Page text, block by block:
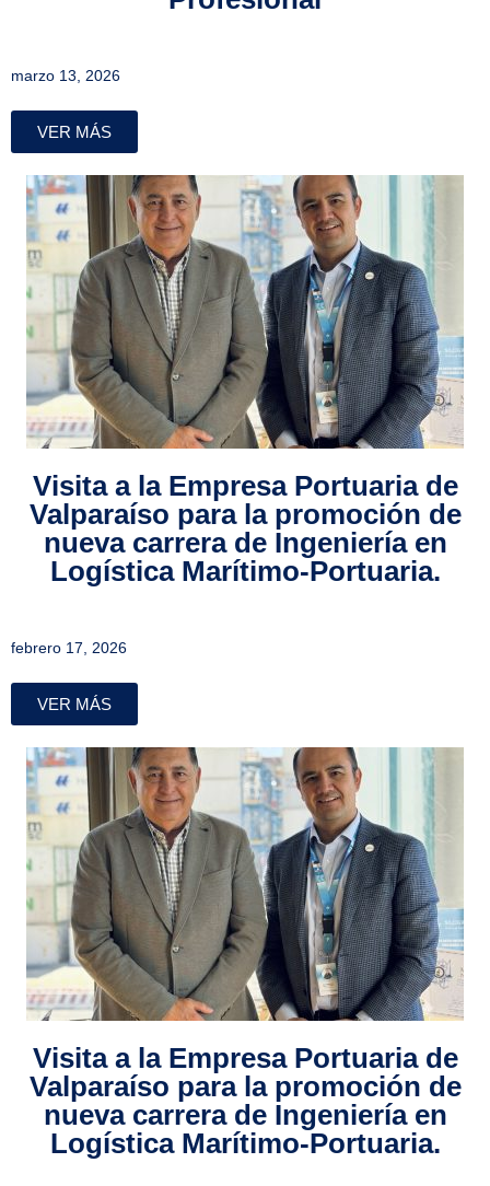
marzo 13, 2026
VER MÁS
Visita a la Empresa Portuaria de
Valparaíso para la promoción de
nueva carrera de Ingeniería en
Logística Marítimo-Portuaria.
febrero 17, 2026
VER MÁS
Visita a la Empresa Portuaria de
Valparaíso para la promoción de
nueva carrera de Ingeniería en
Logística Marítimo-Portuaria.